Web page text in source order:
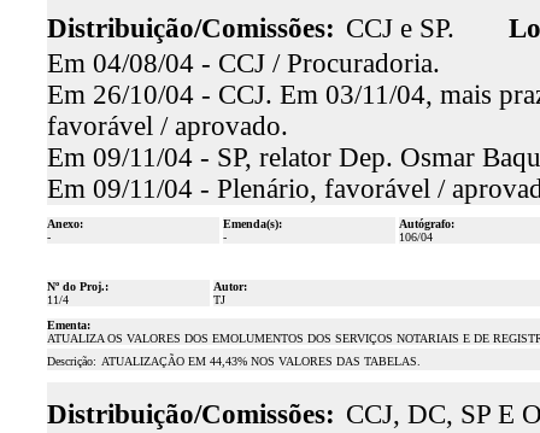
Distribuição/Comissões: CCJ e SP.
Em 04/08/04 - CCJ / Procuradoria.
Em 26/10/04 - CCJ. Em 03/11/04, mais
favorável / aprovado.
Em 09/11/04 - SP, relator Dep. Osmar
Em 09/11/04 - Plenário, favorável /
Anexo:
-
Emenda(s):
-
Autógrafo:
106/04
Nº do Proj.:
11/4
Autor:
TJ
Ementa:
ATUALIZA OS VALORES DOS EMOLUMENTOS DOS SERVIÇOS NOTARIAIS E DE
Descrição: ATUALIZAÇÃO EM 44,43% NOS VALORES DAS TABELAS.
Distribuição/Comissões: CCJ, DC, SP E